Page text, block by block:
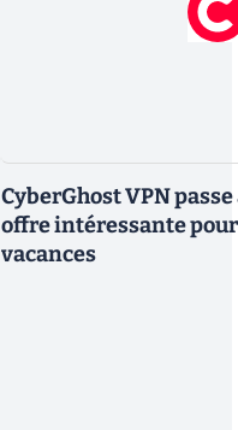
CyberGhost VPN
offre intéressante
vacances